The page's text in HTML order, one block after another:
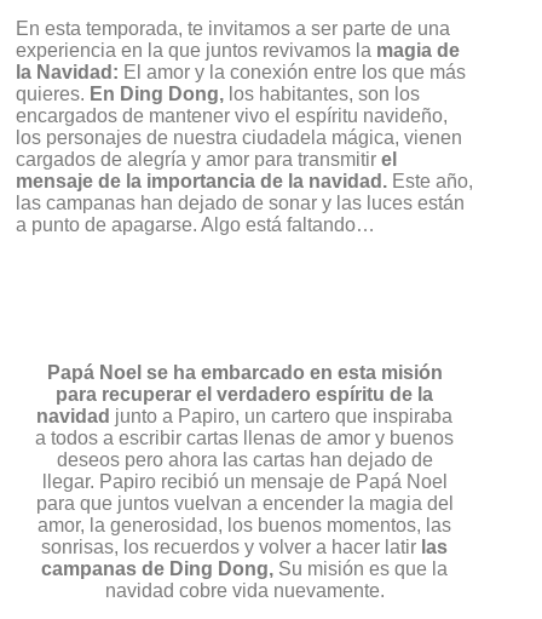
En esta temporada, te invitamos a ser parte de una
experiencia en la que juntos revivamos la magia de
la Navidad: El amor y la conexión entre los que más
quieres. En Ding Dong, los habitantes, son los
encargados de mantener vivo el espíritu navideño,
los personajes de nuestra ciudadela mágica, vienen
cargados de alegría y amor para transmitir el
mensaje de la importancia de la navidad . Este año,
las campanas han dejado de sonar y las luces están
a punto de apagarse. Algo está faltando…
Papá Noel se ha embarcado en esta misión
para recuperar el verdadero espíritu de la
navidad junto a Papiro, un cartero que inspiraba
a todos a escribir cartas llenas de amor y buenos
deseos pero ahora las cartas han dejado de
llegar. Papiro recibió un mensaje de Papá Noel
para que juntos vuelvan a encender la magia del
amor, la generosidad, los buenos momentos, las
sonrisas, los recuerdos y volver a hacer latir las
campanas de Ding Dong, Su misión es que la
navidad cobre vida nuevamente.